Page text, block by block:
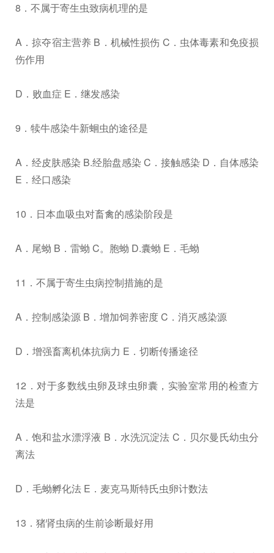
8．不属于寄生虫致病机理的是
A．掠夺宿主营养 B．机械性损伤 C．虫体毒素和免疫损
伤作用
D．败血症 E．继发感染
9．犊牛感染牛新蛔虫的途径是
A．经皮肤感染 B.经胎盘感染 C．接触感染 D．自体感染
E．经口感染
10．日本血吸虫对畜禽的感染阶段是
A．尾蚴 B．雷蚴 C。胞蚴 D.囊蚴 E．毛蚴
11．不属于寄生虫病控制措施的是
A．控制感染源 B．增加饲养密度 C．消灭感染源
D．增强畜离机体抗病力 E．切断传播途径
12．对于多数线虫卵及球虫卵囊，实验室常用的检查方
法是
A．饱和盐水漂浮液 B．水洗沉淀法 C．贝尔曼氏幼虫分
离法
D．毛蚴孵化法 E．麦克马斯特氏虫卵计数法
13．猪肾虫病的生前诊断最好用